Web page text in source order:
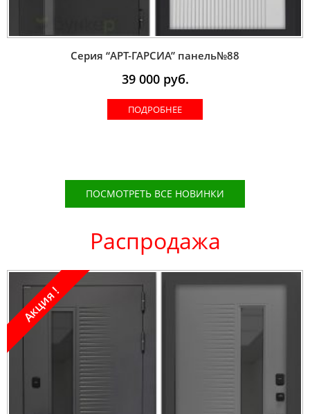
Серия “AРT-ГАРСИА” панель№88
39 000руб.
ПОДРОБНЕЕ
ПОСМОТРЕТЬ ВСЕ НОВИНКИ
Распродажа
Акция !